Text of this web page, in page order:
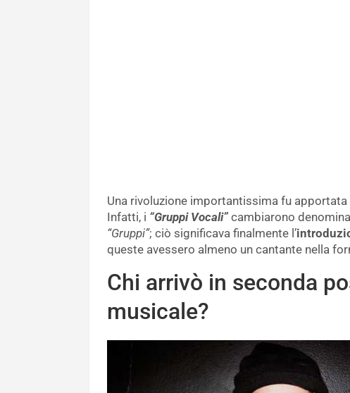
Una rivoluzione importantissima fu
Infatti, i “Gruppi Vocali”cambiarono
“Gruppi”; ciò significava finalmente l’
queste avessero almeno un cantante nella
Chi arrivò in seconda
musicale?